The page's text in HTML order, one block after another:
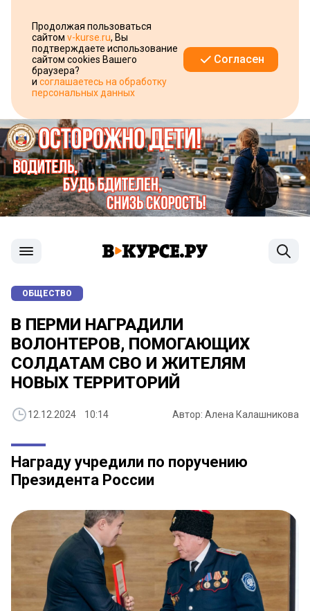
Продолжая пользоваться
сайтом v-kurse.ru, Вы
подтверждаете использование
сайтом cookies Вашего
браузера?
и соглашаетесь на обработку
персональных данных
Согласен
ОБЩЕСТВО
В ПЕРМИ НАГРАДИЛИ
ВОЛОНТЕРОВ, ПОМОГАЮЩИХ
СОЛДАТАМ СВО И ЖИТЕЛЯМ
НОВЫХ ТЕРРИТОРИЙ
12.12.2024 10:14 Автор: Алена Калашникова
Награду учредили по поручению
Президента России